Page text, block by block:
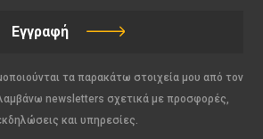
Εγγραφή
τα παρακάτω στοιχεία μου από τον
newsletters σχετικά με προσφορές,
και υπηρεσίες.